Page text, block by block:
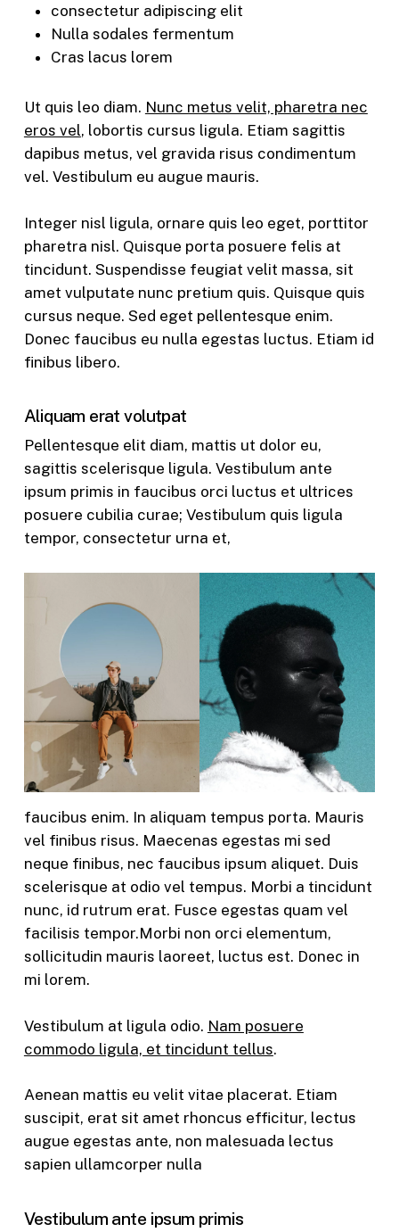
consectetur adipiscing elit
Nulla sodales fermentum
Cras lacus lorem
Ut quis leo diam. Nunc metus velit, pharetra nec
eros vel, lobortis cursus ligula. Etiam sagittis
dapibus metus, vel gravida risus condimentum
vel. Vestibulum eu augue mauris.
Integer nisl ligula, ornare quis leo eget, porttitor
pharetra nisl. Quisque porta posuere felis at
tincidunt. Suspendisse feugiat velit massa, sit
amet vulputate nunc pretium quis. Quisque quis
cursus neque. Sed eget pellentesque enim.
Donec faucibus eu nulla egestas luctus. Etiam id
finibus libero.
Aliquam erat volutpat
Pellentesque elit diam, mattis ut dolor eu,
sagittis scelerisque ligula. Vestibulum ante
ipsum primis in faucibus orci luctus et ultrices
posuere cubilia curae; Vestibulum quis ligula
tempor, consectetur urna et,
faucibus enim. In aliquam tempus porta. Mauris
vel finibus risus. Maecenas egestas mi sed
neque finibus, nec faucibus ipsum aliquet. Duis
scelerisque at odio vel tempus. Morbi a tincidunt
nunc, id rutrum erat. Fusce egestas quam vel
facilisis tempor.Morbi non orci elementum,
sollicitudin mauris laoreet, luctus est. Donec in
mi lorem.
Vestibulum at ligula odio. Nam posuere
commodo ligula, et tincidunt tellus.
Aenean mattis eu velit vitae placerat. Etiam
suscipit, erat sit amet rhoncus efficitur, lectus
augue egestas ante, non malesuada lectus
sapien ullamcorper nulla
Vestibulum ante ipsum primis